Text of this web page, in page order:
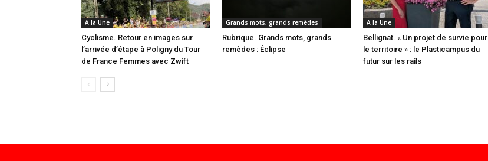
A la Une
Cyclisme. Retour en images sur
l’arrivée d’étape à Poligny du Tour
de France Femmes avec Zwift
Grands mots, grands remèdes
Rubrique. Grands mots, grands
remèdes : Éclipse
A la Une
Bellignat. « Un projet de survie pour
le territoire » : le Plasticampus du
futur sur les rails